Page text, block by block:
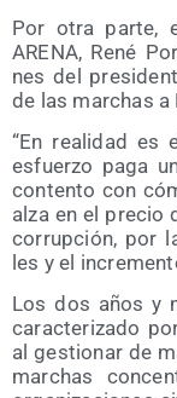
Por otra par­te,
ARENA, René
nes del
de las mar­chas
“En reali­dad es
esfuer­zo paga
con­ten­to con
alza en el pre­cio
corrup­ción, por
les y el
Los dos años y
carac­te­ri­za­do
al ges­tio­nar de
mar­chas